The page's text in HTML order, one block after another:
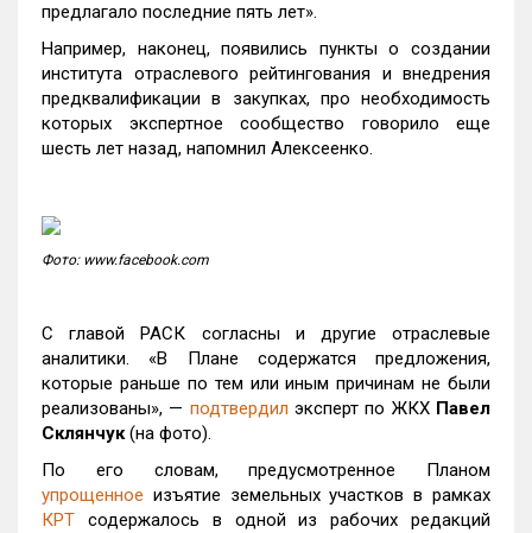
предлагало последние пять лет».
Например, наконец, появились пункты о создании
института отраслевого рейтингования и внедрения
предквалификации в закупках, про необходимость
которых экспертное сообщество говорило еще
шесть лет назад, напомнил Алексеенко.
Фото: www.facebook.com
С главой РАСК согласны и другие отраслевые
аналитики. «В Плане содержатся предложения,
которые раньше по тем или иным причинам не были
реализованы», — подтвердил эксперт по ЖКХ Павел
Склянчук(на фото).
По его словам, предусмотренное Планом
упрощенное изъятие земельных участков в рамках
КРТ содержалось в одной из рабочих редакций